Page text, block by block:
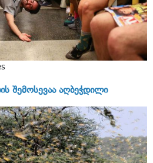
შემოსევაა აღბეჭდილი